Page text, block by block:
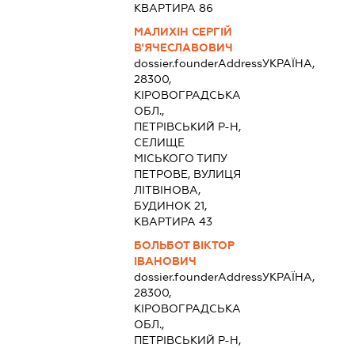
КВАРТИРА 86
МАЛИХІН СЕРГІЙ
В'ЯЧЕСЛАВОВИЧ
dossier.founderAddressУКРАЇНА,
28300,
КІРОВОГРАДСЬКА
ОБЛ.,
ПЕТРІВСЬКИЙ Р-Н,
СЕЛИЩЕ
МІСЬКОГО ТИПУ
ПЕТРОВЕ, ВУЛИЦЯ
ЛІТВІНОВА,
БУДИНОК 21,
КВАРТИРА 43
БОЛЬБОТ ВІКТОР
ІВАНОВИЧ
dossier.founderAddressУКРАЇНА,
28300,
КІРОВОГРАДСЬКА
ОБЛ.,
ПЕТРІВСЬКИЙ Р-Н,